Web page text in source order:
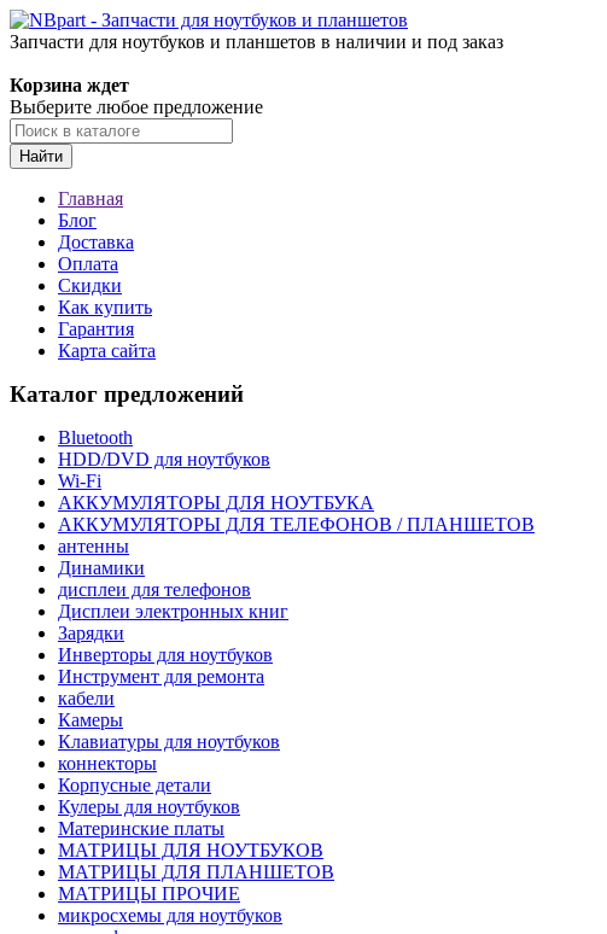
Запчасти для ноутбуков и планшетов в наличии и под заказ
Корзина ждет
Выберите любое предложение
Найти
Главная
Блог
Доставка
Оплата
Скидки
Как купить
Гарантия
Карта сайта
Каталог предложений
Bluetooth
HDD/DVD для ноутбуков
Wi-Fi
АККУМУЛЯТОРЫ ДЛЯ НОУТБУКА
АККУМУЛЯТОРЫ ДЛЯ ТЕЛЕФОНОВ / ПЛАНШЕТОВ
антенны
Динамики
дисплеи для телефонов
Дисплеи электронных книг
Зарядки
Инверторы для ноутбуков
Инструмент для ремонта
кабели
Камеры
Клавиатуры для ноутбуков
коннекторы
Корпусные детали
Кулеры для ноутбуков
Материнские платы
МАТРИЦЫ ДЛЯ НОУТБУКОВ
МАТРИЦЫ ДЛЯ ПЛАНШЕТОВ
МАТРИЦЫ ПРОЧИЕ
микросхемы для ноутбуков